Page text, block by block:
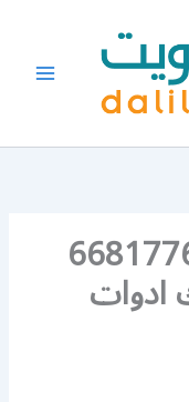
السالمية 66817766